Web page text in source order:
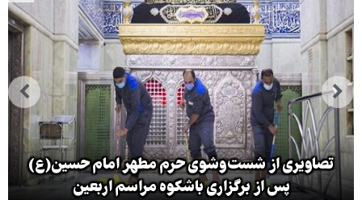
تصاویری از شست‌وشوی حرم مطهر امام حسین(ع)
پس از برگزاری باشکوه مراسم اربعین